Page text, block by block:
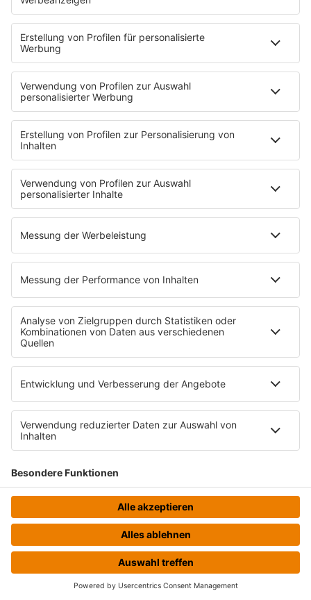
HOME STREAMS MENÜ
Übersicht
radio.de
radioplayer.de
WERBUNG
Leistungen und Produkte
Mediadaten und Preisliste
Ansprechpartner
RECHTLICHES
Impressum
Datenschutz
Datenverarbeitung bei Gewinnspielen
Teilnahmebedingungen
Gewinnspielregeln Social Media
Bildnachweise
KI-Leitlinie
© bigFM - Eine Marke der Audiotainment Südwest GmbH &